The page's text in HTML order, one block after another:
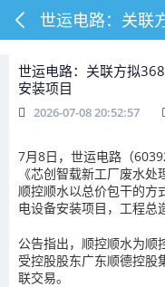
世运电路：关联方拟
安装项目
2026-07-08 20:52:57
7月8日，世运电路（
《芯创智载新工厂废水
顺控顺水以总价包干的方
电设备安装项目，工程总
公告指出，顺控顺水为顺
受控股股东广东顺德控股
联交易。